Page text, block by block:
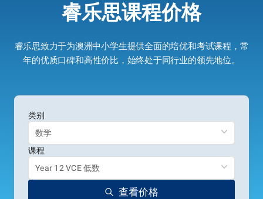
睿乐思课程价格
睿乐思致力于为澳洲中小学生提供全面的培优和考试课程，常
年的优质口碑和高性价比，始终处于同行业的领先地位。
类别
数学
课程
Year 12 VCE 低数
查看价格